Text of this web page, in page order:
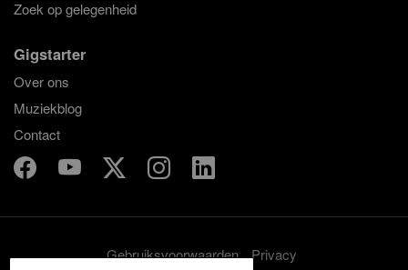
Zoek op gelegenheid
Gigstarter
Over ons
Muziekblog
Contact
Gebruiksvoorwaarden Privacy